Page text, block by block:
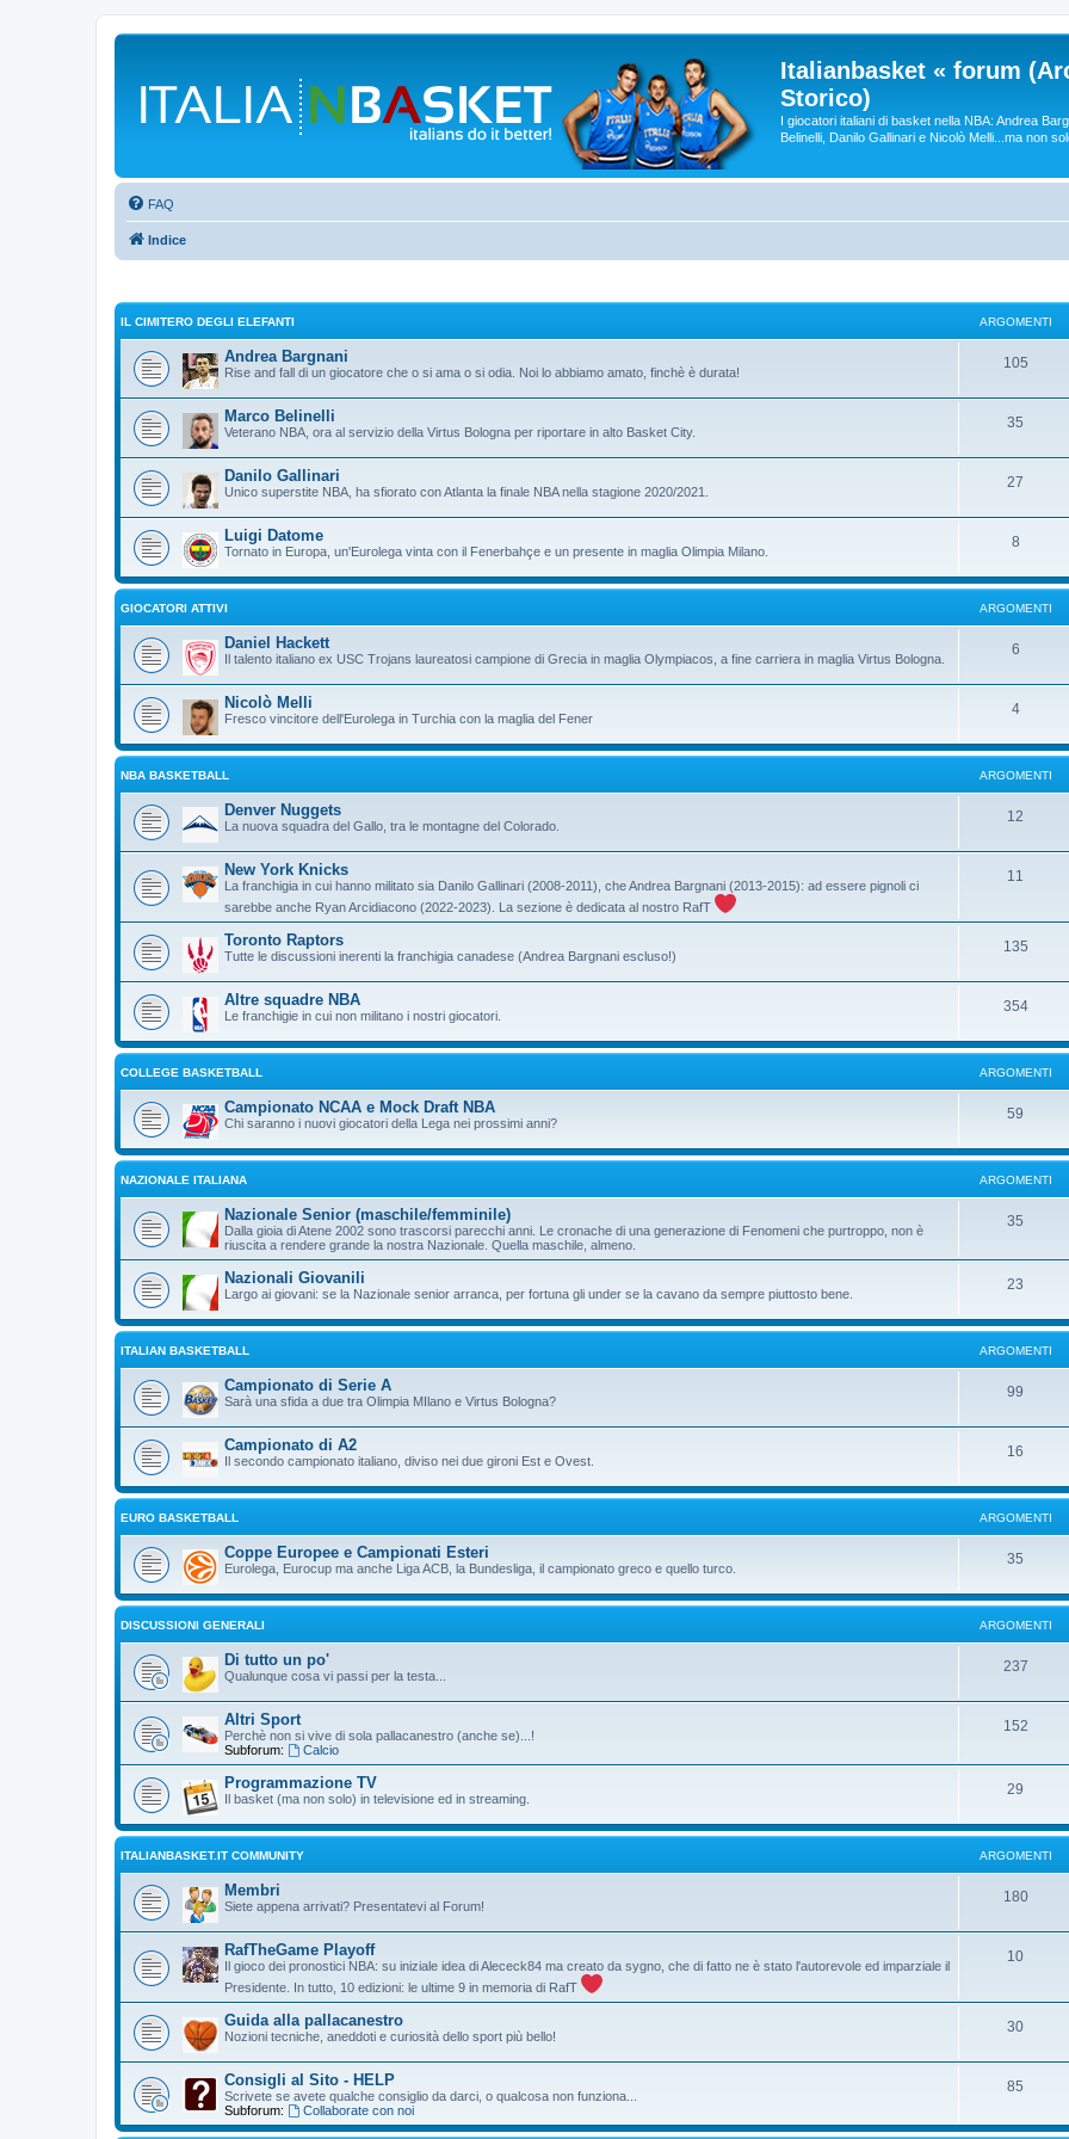
Italianbasket « forum
Storico)
I giocatori italiani di basket nella NBA: Andrea
Belinelli, Danilo Gallinari e Nicolò Melli...ma non
FAQ
Indice
IL CIMITERO DEGLI ELEFANTI ARGOMENTI
Andrea Bargnani
Rise and fall di un giocatore che o si ama o si odia. Noi lo abbiamo amato, finchè è durata!
105
Marco Belinelli
Veterano NBA, ora al servizio della Virtus Bologna per riportare in alto Basket City.
35
Danilo Gallinari
Unico superstite NBA, ha sfiorato con Atlanta la finale NBA nella stagione 2020/2021.
27
Luigi Datome
Tornato in Europa, un'Eurolega vinta con il Fenerbahçe e un presente in maglia Olimpia Milano.
8
GIOCATORI ATTIVI ARGOMENTI
Daniel Hackett
Il talento italiano ex USC Trojans laureatosi campione di Grecia in maglia Olympiacos, a fine carriera in maglia Virtus Bologna.
6
Nicolò Melli
Fresco vincitore dell'Eurolega in Turchia con la maglia del Fener
4
NBA BASKETBALL ARGOMENTI
Denver Nuggets
La nuova squadra del Gallo, tra le montagne del Colorado.
12
New York Knicks
La franchigia in cui hanno militato sia Danilo Gallinari (2008-2011), che Andrea Bargnani (2013-2015): ad essere pignoli ci
sarebbe anche Ryan Arcidiacono (2022-2023). La sezione è dedicata al nostro RafT
11
Toronto Raptors
Tutte le discussioni inerenti la franchigia canadese (Andrea Bargnani escluso!)
135
Altre squadre NBA
Le franchigie in cui non militano i nostri giocatori.
354
COLLEGE BASKETBALL ARGOMENTI
Campionato NCAA e Mock Draft NBA
Chi saranno i nuovi giocatori della Lega nei prossimi anni?
59
NAZIONALE ITALIANA ARGOMENTI
Nazionale Senior (maschile/femminile)
Dalla gioia di Atene 2002 sono trascorsi parecchi anni. Le cronache di una generazione di Fenomeni che purtroppo, non è
riuscita a rendere grande la nostra Nazionale. Quella maschile, almeno.
35
Nazionali Giovanili
Largo ai giovani: se la Nazionale senior arranca, per fortuna gli under se la cavano da sempre piuttosto bene.
23
ITALIAN BASKETBALL ARGOMENTI
Campionato di Serie A
Sarà una sfida a due tra Olimpia MIlano e Virtus Bologna?
99
Campionato di A2
Il secondo campionato italiano, diviso nei due gironi Est e Ovest.
16
EURO BASKETBALL ARGOMENTI
Coppe Europee e Campionati Esteri
Eurolega, Eurocup ma anche Liga ACB, la Bundesliga, il campionato greco e quello turco.
35
DISCUSSIONI GENERALI ARGOMENTI
Di tutto un po'
Qualunque cosa vi passi per la testa...
237
Altri Sport
Perchè non si vive di sola pallacanestro (anche se)...!
Subforum:
Calcio
152
Programmazione TV
Il basket (ma non solo) in televisione ed in streaming.
29
ITALIANBASKET.IT COMMUNITY ARGOMENTI
Membri
Siete appena arrivati? Presentatevi al Forum!
180
RafTheGame Playoff
Il gioco dei pronostici NBA: su iniziale idea di Alececk84 ma creato da sygno, che di fatto ne è stato l'autorevole ed imparziale il
Presidente. In tutto, 10 edizioni: le ultime 9 in memoria di RafT
10
Guida alla pallacanestro
Nozioni tecniche, aneddoti e curiosità dello sport più bello!
30
Consigli al Sito - HELP
Scrivete se avete qualche consiglio da darci, o qualcosa non funziona...
Subforum:
Collaborate con noi
85